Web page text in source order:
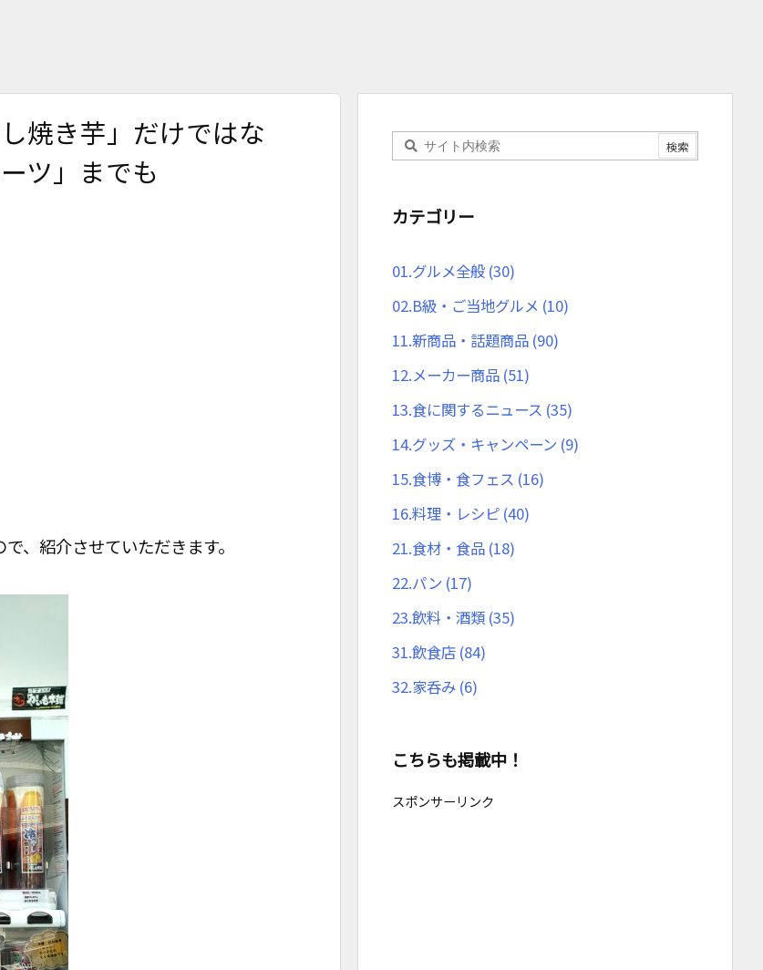
焼き芋」だけではな
ツ」までも
、紹介させていただきます。
カテゴリー
01.グルメ全般 (30)
02.B級・ご当地グルメ (10)
11.新商品・話題商品 (90)
12.メーカー商品 (51)
13.食に関するニュース (35)
14.グッズ・キャンペーン (9)
15.食博・食フェス (16)
16.料理・レシピ (40)
21.食材・食品 (18)
22.パン (17)
23.飲料・酒類 (35)
31.飲食店 (84)
32.家呑み (6)
こちらも掲載中！
スポンサーリンク